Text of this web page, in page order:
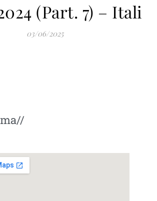
(Part. 7) – Itali
03/06/2025